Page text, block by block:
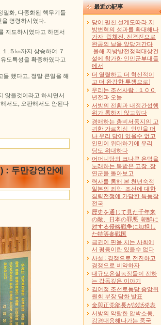
밀화, 다종화된 핵무기들
명령하시였다.
지도하시였다고 하면서
.５㎞까지 상승하여 ７
도특성을 확증하였다고
들 했다고, 정말 큰일을 해
않을것이라고 하시면서
서도, 오판해서도 안된다
: 두만강연안에
最近の記事
당이 펼친 설계도따라 지
방변혁의 성과를 확대해나
가자 립체전, 전격전으로
완공의 날을 앞당겨간다
올해 지방발전정책대상건
설에 참가한 인민군부대들
에서
더 열렬하고 더 혁신적이
고 더 완강한 투쟁으로!
우리는 조선사람 : １００
년전과 오늘
서방의 전횡과 내정간섭행
위가 통하지 않고있다
경애하는 총비서동지의 고
귀한 가르치심 인민을 떠
나 우리 당이 있을수 없고
인민이 위대하기에 우리
당도 위대하다
어머니당의 크나큰 은덕을
노래하는 복받은 고장 장
연군을 돌아보고
력사를 통해 본 천년숙적
일본의 죄악 조선에 대한
침략전쟁에 가담한 특등참
전국
歴史を通じて見た千年来
の敵、日本の罪悪 朝鮮に
対する侵略戦争に加担し
た特等参戦国
금권이 판을 치는 사회에
서 평등이란 있을수 없다
사설 : 경쟁으로 전진하고
경쟁으로 비약하자
대규모온실농장들이 전하
는 감동깊은 이야기
김여정 조선로동당 중앙위
원회 부장 담화 발표
金與正党部長が談話発表
서방의 악랄한 압박소동,
강경대응해나가는 중국